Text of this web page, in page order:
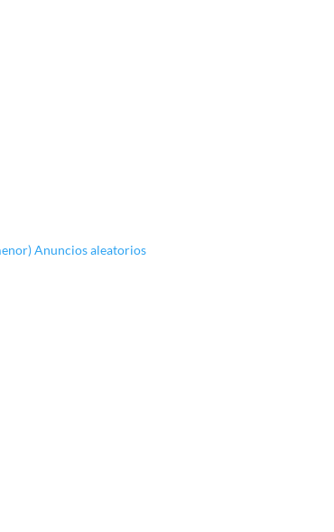
Anuncios aleatorios